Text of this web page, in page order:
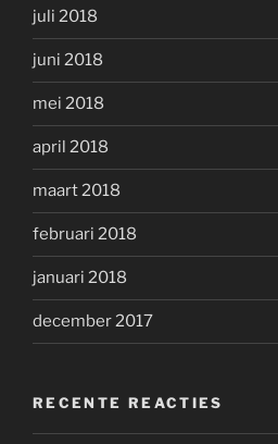
juli 2018
juni 2018
mei 2018
april 2018
maart 2018
februari 2018
januari 2018
december 2017
RECENTE REACTIES